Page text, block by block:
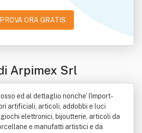
PROVA ORA GRATIS
Arpimex Srl
ed al dettaglio nonche' l'import-
artificiali, articoli, addobbi e luci
elettronici, bijoutterie, articoli da
e manufatti artistici e da